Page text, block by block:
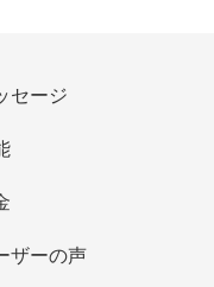
セージ
ザーの声